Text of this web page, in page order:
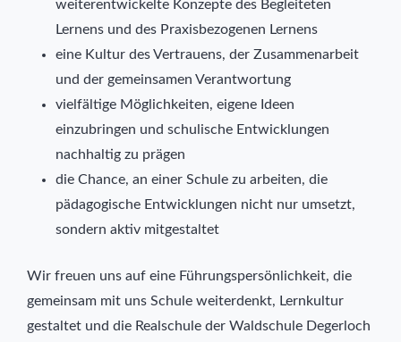
weiterentwickelte Konzepte des Begleiteten
Lernens und des Praxisbezogenen Lernens
eine Kultur des Vertrauens, der Zusammenarbeit
und der gemeinsamen Verantwortung
vielfältige Möglichkeiten, eigene Ideen
einzubringen und schulische Entwicklungen
nachhaltig zu prägen
die Chance, an einer Schule zu arbeiten, die
pädagogische Entwicklungen nicht nur umsetzt,
sondern aktiv mitgestaltet
Wir freuen uns auf eine Führungspersönlichkeit, die
gemeinsam mit uns Schule weiterdenkt, Lernkultur
gestaltet und die Realschule der Waldschule Degerloch